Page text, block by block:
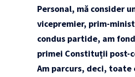
Personal, mă consider
vicepremier, prim-
condus partide, am
primei Constituții post-
Am parcurs, deci,